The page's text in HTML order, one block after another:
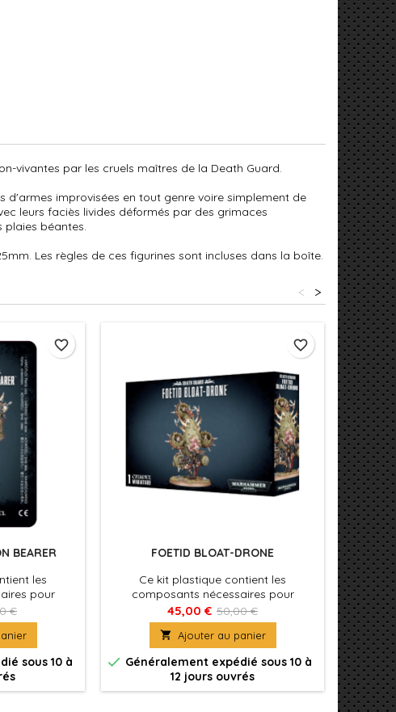
vivantes par les cruels maîtres de la Death Guard.
d'armes improvisées en tout genre voire simplement de
leurs faciès livides déformés par des grimaces
plaies béantes.
Les règles de ces figurines sont incluses dans la boîte.
>
<
BEARER
les
pour
Marine Icon
muni d'un
à son
€
sous 10 à
favorite_border
FOETID BLOAT-DRONE
Ce kit plastique contient les
composants nécessaires pour
assembler un Foetid Bloat-drone.
Amalgame volumineux et inquiétant
de machinerie et de viande pourrie
45,00 € 50,00 €
 Ajouter au panier
 Généralement expédié sous 10 à
12 jours ouvrés
favorite_border
